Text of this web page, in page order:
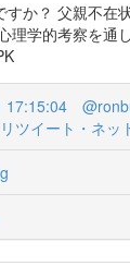
すか？ 父親不在
理学的考察を通
17:15:04
リツイート・ネッ